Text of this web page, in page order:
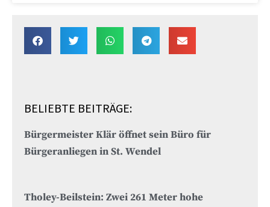
BELIEBTE BEITRÄGE:
Bürgermeister Klär öffnet sein Büro für
Bürgeranliegen in St. Wendel
Tholey-Beilstein: Zwei 261 Meter hohe